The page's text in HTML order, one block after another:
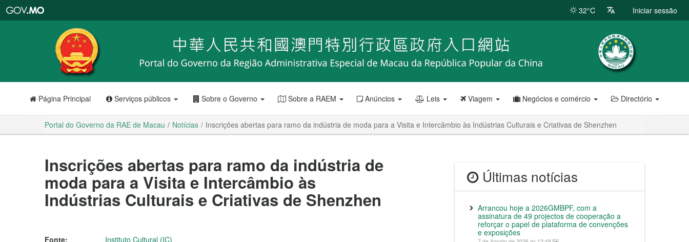
RAE
de
Macau
32°C Iniciar sessão
Página Principal Serviços públicos Sobre o Governo Sobre a RAEM Anúncios Leis Viagem Negócios e comércio Directório
Portal do Governo da RAE de Macau Notícias Inscrições abertas para ramo da indústria de moda para a Visita e Intercâmbio às Indústrias Culturais e Criativas de Shenzhen
Inscrições abertas para ramo da indústria de
moda para a Visita e Intercâmbio às
Indústrias Culturais e Criativas de Shenzhen
Fonte:
Instituto Cultural (IC)
Últimas notícias
Arrancou hoje a 2026GMBPF, com a
assinatura de 49 projectos de cooperação a
reforçar o papel de plataforma de convenções
e exposições